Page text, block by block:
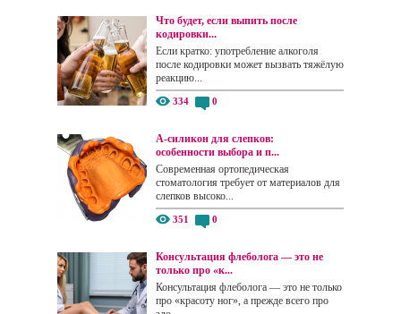
Что будет, если выпить после
кодировки...
Если кратко: употребление алкоголя
после кодировки может вызвать тяжёлую
реакцию...
334 0
А-силикон для слепков:
особенности выбора и п...
Современная ортопедическая
стоматология требует от материалов для
слепков высоко...
351 0
Консультация флеболога — это не
только про «к...
Консультация флеболога — это не только
про «красоту ног», а прежде всего про